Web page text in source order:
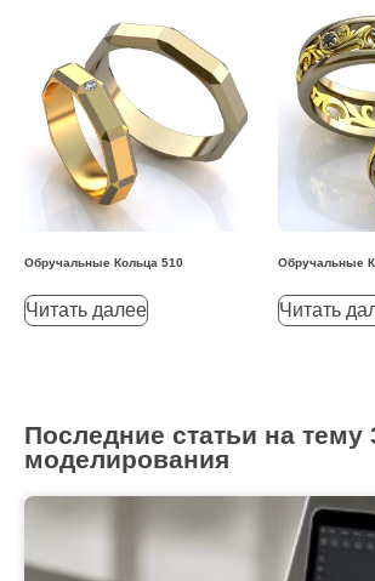
Обручальные Кольца 510
Читать далее
Обручальные
Читать
Последние статьи на тему
моделирования